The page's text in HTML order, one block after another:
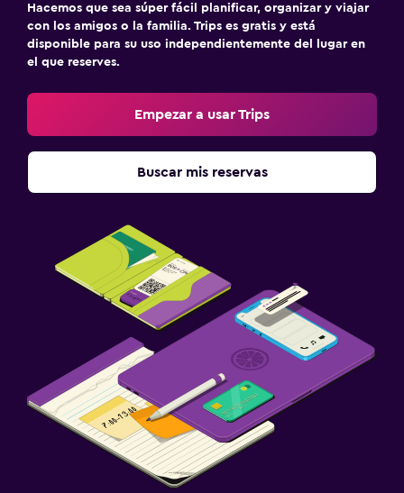
Hacemos que sea súper fácil planificar, organizar y viajar
con los amigos o la familia. Trips es gratis y está
disponible para su uso independientemente del lugar en
el que reserves.
Empezar a usar Trips
Buscar mis reservas